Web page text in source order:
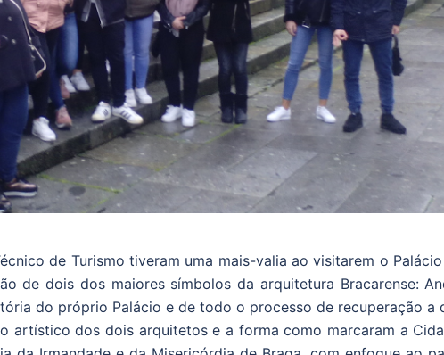
de Turismo tiveram uma mais-valia ao visitarem o
de dois dos maiores símbolos da arquitetura Bracarense:
do próprio Palácio e de todo o processo de recuperação a
artístico dos dois arquitetos e a forma como marcaram a